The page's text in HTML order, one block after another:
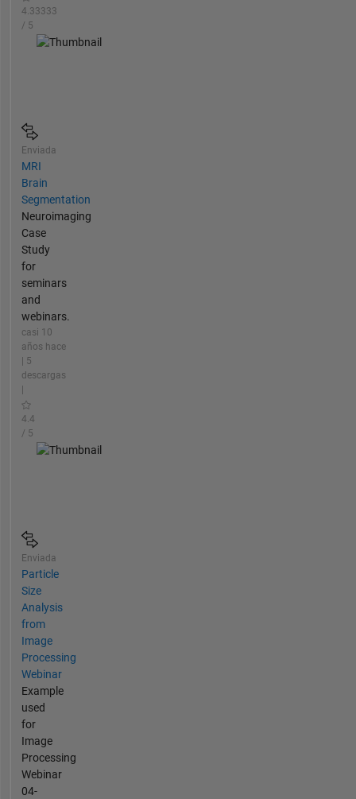
4.33333
/ 5
Enviada
MRI
Brain
Segmentation
Neuroimaging
Case
Study
for
seminars
and
webinars.
casi 10
años hace
| 5
descargas
4.4
/ 5
Enviada
Particle
Size
Analysis
from
Image
Processing
Webinar
Example
used
for
Image
Processing
Webinar
04-